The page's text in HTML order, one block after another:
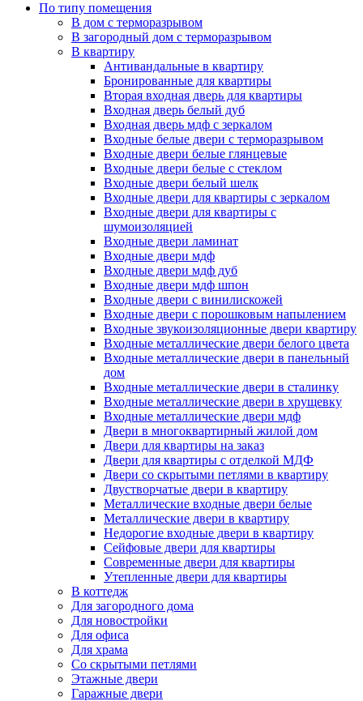
По типу помещения
В дом с терморазрывом
В загородный дом с терморазрывом
В квартиру
Антивандальные в квартиру
Бронированные для квартиры
Вторая входная дверь для квартиры
Входная дверь белый дуб
Входная дверь мдф с зеркалом
Входные белые двери с терморазрывом
Входные двери белые глянцевые
Входные двери белые с стеклом
Входные двери белый шелк
Входные двери для квартиры с зеркалом
Входные двери для квартиры с
шумоизоляцией
Входные двери ламинат
Входные двери мдф
Входные двери мдф дуб
Входные двери мдф шпон
Входные двери с винилискожей
Входные двери с порошковым напылением
Входные звукоизоляционные двери квартиру
Входные металлические двери белого цвета
Входные металлические двери в панельный
дом
Входные металлические двери в сталинку
Входные металлические двери в хрущевку
Входные металлические двери мдф
Двери в многоквартирный жилой дом
Двери для квартиры на заказ
Двери для квартиры с отделкой МДФ
Двери со скрытыми петлями в квартиру
Двустворчатые двери в квартиру
Металлические входные двери белые
Металлические двери в квартиру
Недорогие входные двери в квартиру
Сейфовые двери для квартиры
Современные двери для квартиры
Утепленные двери для квартиры
В коттедж
Для загородного дома
Для новостройки
Для офиса
Для храма
Со скрытыми петлями
Этажные двери
Гаражные двери